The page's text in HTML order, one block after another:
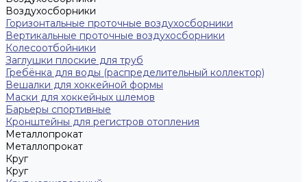
Воздухосборники
Горизонтальные проточные воздухосборники
Вертикальные проточные воздухосборники
Колесоотбойники
Заглушки плоские для труб
Гребёнка для воды (распределительный коллектор)
Вешалки для хоккейной формы
Маски для хоккейных шлемов
Барьеры спортивные
Кронштейны для регистров отопления
Металлопрокат
Металлопрокат
Круг
Круг